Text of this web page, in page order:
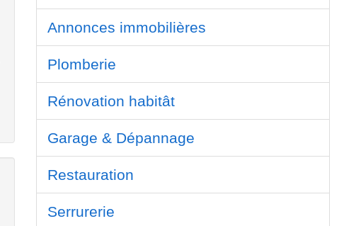
Annonces immobilières
Plomberie
Rénovation habitât
Garage & Dépannage
Restauration
Serrurerie